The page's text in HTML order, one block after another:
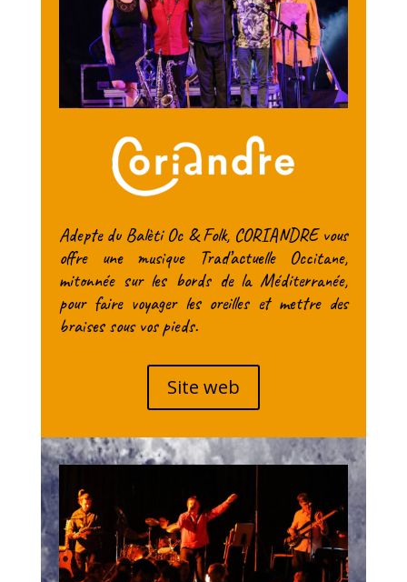
Adepte du Balèti Oc & Folk, CORIANDRE vous
offre une musique Trad’actuelle Occitane,
mitonnée sur les bords de la Méditerranée,
pour faire voyager les oreilles et mettre des
braises sous vos pieds.
Site web